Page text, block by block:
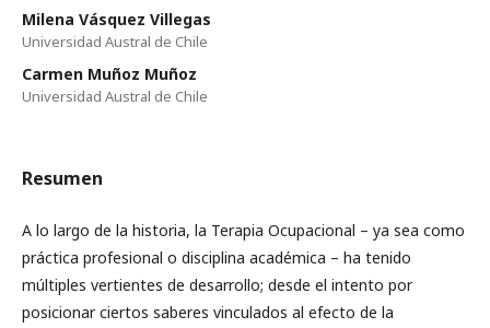
Milena Vásquez Villegas
Universidad Austral de Chile
Carmen Muñoz Muñoz
Universidad Austral de Chile
Resumen
A lo largo de la historia, la Terapia Ocupacional – ya sea como
práctica profesional o disciplina académica – ha tenido
múltiples vertientes de desarrollo; desde el intento por
posicionar ciertos saberes vinculados al efecto de la